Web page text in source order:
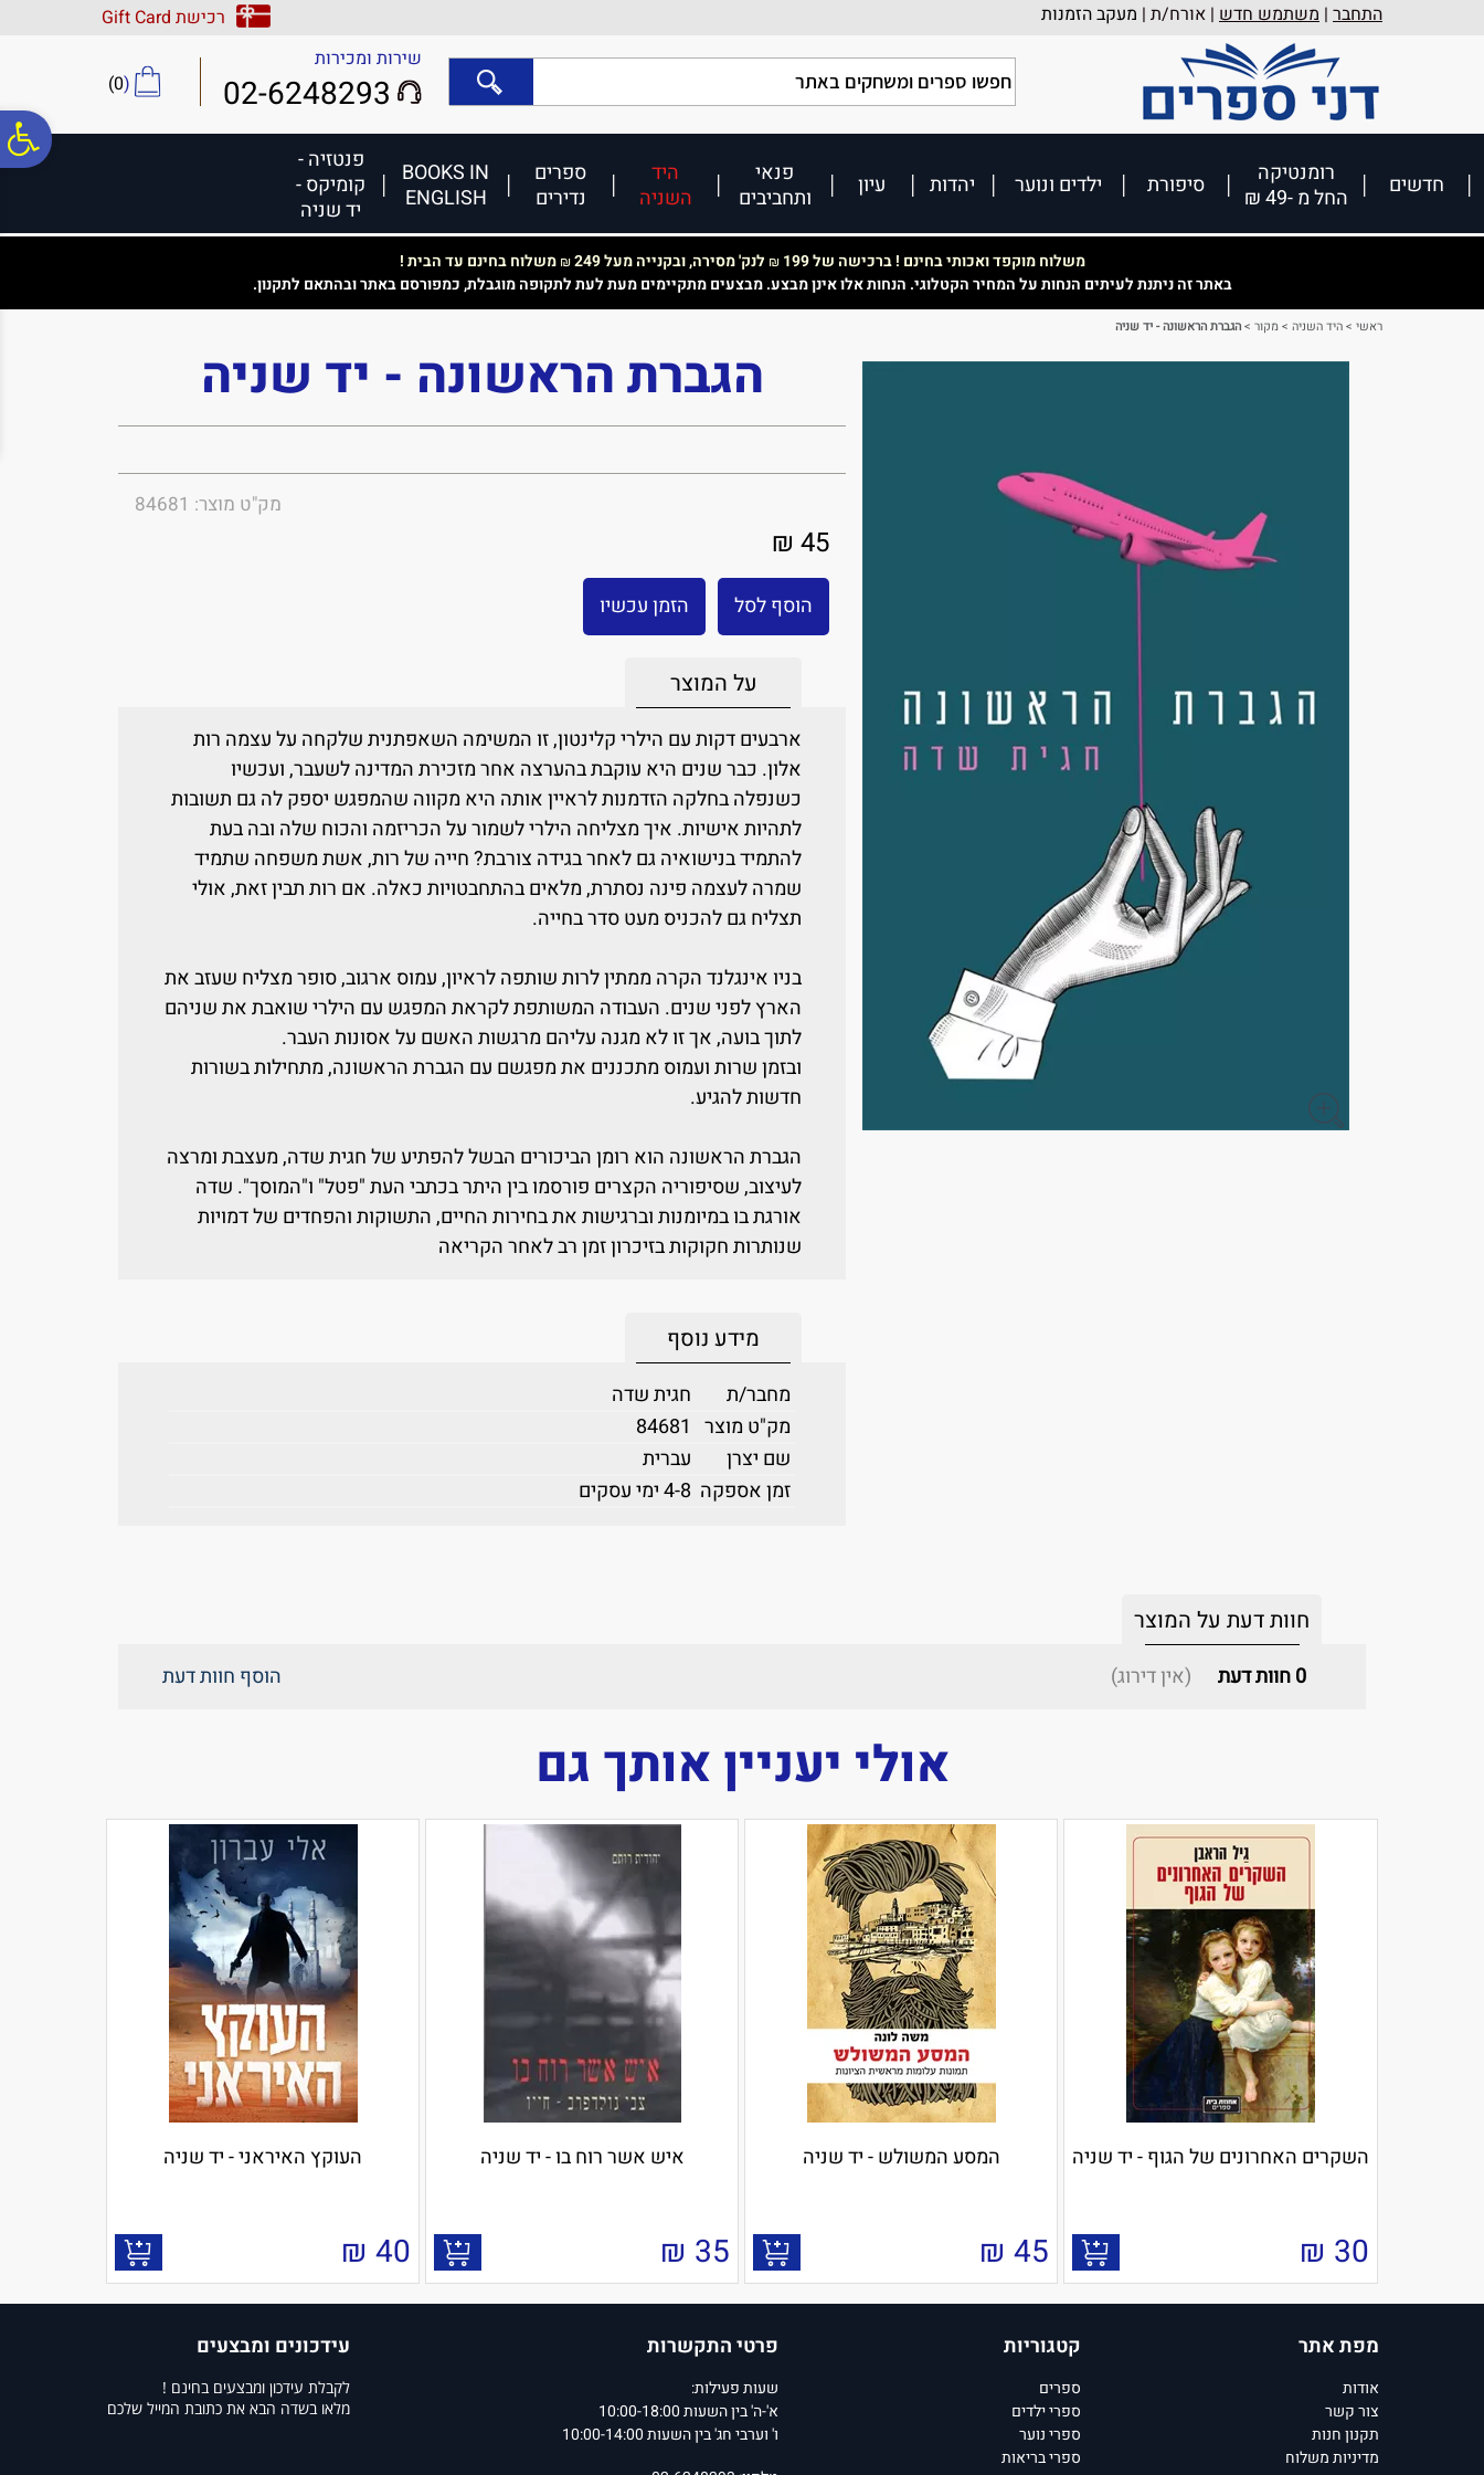
נגישות
אתר
המרכזי
התחבר | משתמש חדש | אורח/ת | מעקב הזמנות
רכישת Gift Card
שירות ומכירות
02-6248293
(
0
)
חדשים
רומנטיקה
החל מ -49 ₪
סיפורת ילדים ונוער יהדות עיון
פנאי
ותחביבים
היד
השניה
ספרים
נדירים
BOOKS IN
ENGLISH
פנטזיה -
קומיקס -
יד שניה
משלוח מוקפד ואכותי בחינם ! ברכישה של 199 ₪ לנק' מסירה, ובקנייה מעל 249 ₪משלוח בחינם עד הבית !
באתר זה ניתנת לעיתים הנחות על המחיר הקטלוגי. הנחות אלו אינן מבצע. מבצעים מתקיימים מעת לעת לתקופה מוגבלת, כמפורסם באתר ובהתאם לתקנון.
ראשי >היד השניה >מקור >הגברת הראשונה - יד שניה
הגברת הראשונה - יד שניה
מק"ט מוצר: 84681
45 ₪
הוסף לסל הזמן עכשיו
על המוצר
ארבעים דקות עם הילרי קלינטון, זו המשימה השאפתנית שלקחה על עצמה רות
אלון. כבר שנים היא עוקבת בהערצה אחר מזכירת המדינה לשעבר, ועכשיו
כשנפלה בחלקה הזדמנות לראיין אותה היא מקווה שהמפגש יספק לה גם תשובות
לתהיות אישיות. איך מצליחה הילרי לשמור על הכריזמה והכוח שלה ובה בעת
להתמיד בנישואיה גם לאחר בגידה צורבת? חייה של רות, אשת משפחה שתמיד
שמרה לעצמה פינה נסתרת, מלאים בהתחבטויות כאלה. אם רות תבין זאת, אולי
תצליח גם להכניס מעט סדר בחייה.
בניו אינגלנד הקרה ממתין לרות שותפה לראיון, עמוס ארגוב, סופר מצליח שעזב את
הארץ לפני שנים. העבודה המשותפת לקראת המפגש עם הילרי שואבת את שניהם
לתוך בועה, אך זו לא מגנה עליהם מרגשות האשם על אסונות העבר.
ובזמן שרות ועמוס מתכננים את מפגשם עם הגברת הראשונה, מתחילות בשורות
חדשות להגיע.
הגברת הראשונה הוא רומן הביכורים הבשל להפתיע של חגית שדה, מעצבת ומרצה
לעיצוב, שסיפוריה הקצרים פורסמו בין היתר בכתבי העת "פטל" ו"המוסך". שדה
אורגת בו במיומנות וברגישות את בחירות החיים, התשוקות והפחדים של דמויות
שנותרות חקוקות בזיכרון זמן רב לאחר הקריאה
מידע נוסף
מחבר/ת
חגית שדה
מק"ט מוצר 84681
שם יצרן
עברית
זמן אספקה 4-8 ימי עסקים
חוות דעת על המוצר
0חוות דעת (אין דירוג) הוסף חוות דעת
אולי יעניין אותך גם
השקרים האחרונים של הגוף - יד שניה
30
₪
המסע המשולש - יד שניה
45
₪
איש אשר רוח בו - יד שניה
35
₪
העוקץ האיראני - יד שניה
40
₪
מפת אתר
אודות
צור קשר
תקנון חנות
מדיניות משלוח
קטגוריות
ספרים
ספרי ילדים
ספרי נוער
ספרי בריאות
פרטי התקשרות
שעות פעילות:
א'-ה' בין השעות 10:00-18:00
ו' וערבי חג' בין השעות 10:00-14:00
עידכונים ומבצעים
לקבלת עידכון ומבצעים בחינם !
מלאו בשדה הבא את כתובת המייל שלכם